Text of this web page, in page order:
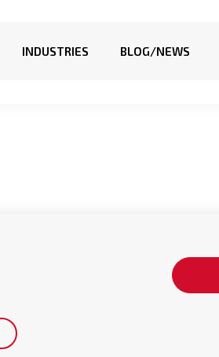
INDUSTRIES BLOG/NEWS